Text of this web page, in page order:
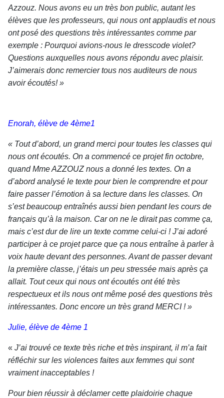
Azzouz. Nous avons eu un très bon public, autant les
élèves que les professeurs, qui nous ont applaudis et nous
ont posé des questions très intéressantes comme par
exemple : Pourquoi avions-nous le dresscode violet?
Questions auxquelles nous avons répondu avec plaisir.
J’aimerais donc remercier tous nos auditeurs de nous
avoir écoutés! »
Enorah, élève de 4ème1
« Tout d’abord, un grand merci pourtoutes les classes qui
nous ont écoutés. On a commencé ce projet fin octobre,
quand Mme AZZOUZ nous a donné les textes. On a
d’abord analysé le texte pour bien le comprendre et pour
faire passer l’émotion à sa lecture dans les classes. On
s’est beaucoup entraînés aussi bien pendant les cours de
français qu’à la maison. Car on ne le dirait pas comme ça,
mais c’est dur de lire un texte comme celui-ci ! J’ai adoré
participerà ce projet parce que ça nous entraîne à parler à
voix haute devant des personnes. Avant de passer devant
la première classe, j’étais un peu stressée mais après ça
allait. Tout ceux qui nous ont écoutés ont été très
respectueux et ils nous ont même posé des questions très
intéressantes. Donc encore un très grand MERCI !»
Julie, élève de 4ème 1
« J’ai trouvé ce texte très riche et très inspirant, il m’a fait
réfléchir sur les violences faites aux femmes qui sont
vraiment inacceptables !
Pour bien réussir à déclamer cette plaidoirie chaque